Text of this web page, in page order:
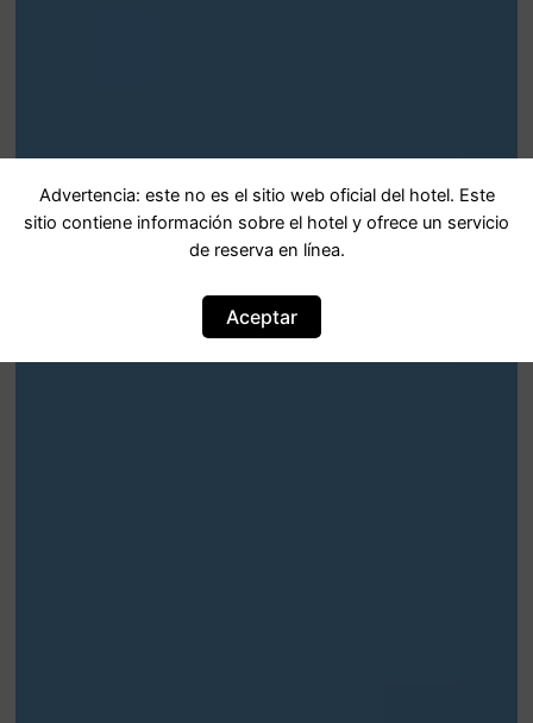
Advertencia: este no es el sitio web oficial del hotel. Este
sitio contiene información sobre el hotel y ofrece un servicio
de reserva en línea.
Aceptar